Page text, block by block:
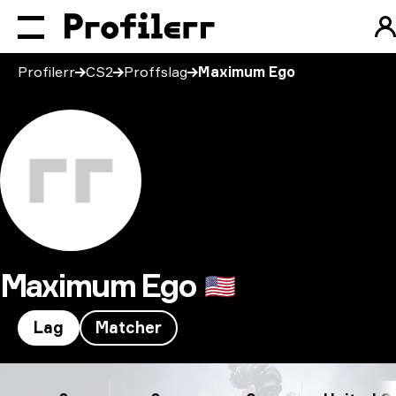
Profilerr CS2 Proffslag Maximum Ego
Maximum Ego 🇺🇸
Lag Matcher